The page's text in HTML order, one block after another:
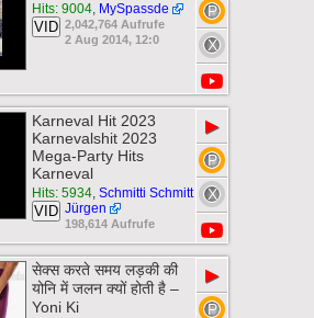
Hits: 9004, MySpassde
VID 2,042,764 Aufrufe
2 Aug 2014, 12:0
Karneval Hit 2023
Karnevalshit 2023
Mega-Party Hits
Karneval
Hits: 5934, Schmitti Schmitt
Jürgen
VID
198,614 Aufrufe
▶
सेक्स करते समय लड़की की
योनि में जलन क्यों होती है –
Yoni Ki
▶